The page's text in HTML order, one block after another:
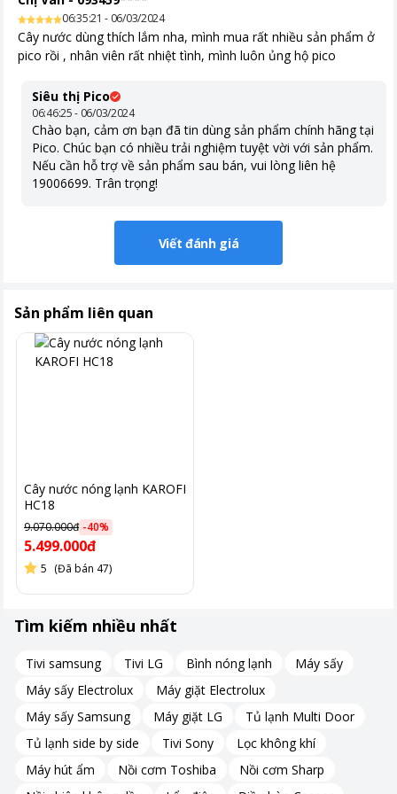
06:35:21 - 06/03/2024
Cây nước dùng thích lắm nha, mình mua rất nhiều sản phẩm ở
pico rồi , nhân viên rất nhiệt tình, mình luôn ủng hộ pico
Siêu thị Pico
06:46:25 - 06/03/2024
Chào bạn, cảm ơn bạn đã tin dùng sản phẩm chính hãng tại
Pico. Chúc bạn có nhiều trải nghiệm tuyệt vời với sản phẩm.
Nếu cần hỗ trợ về sản phẩm sau bán, vui lòng liên hệ
19006699. Trân trọng!
Viết đánh giá
Sản phẩm liên quan
Cây nước nóng lạnh KAROFI
HC18
9.070.000đ -40%
5.499.000đ
5 (Đã bán 47)
Tìm kiếm nhiều nhất
Tivi samsung Tivi LG Bình nóng lạnh
Máy sấy
Máy sấy Electrolux
Máy giặt Electrolux
Máy sấy Samsung
Máy giặt LG
Tủ lạnh Multi Door
Tủ lạnh side by side
Tivi Sony
Lọc không khí
Máy hút ẩm
Nồi cơm Toshiba
Nồi cơm Sharp